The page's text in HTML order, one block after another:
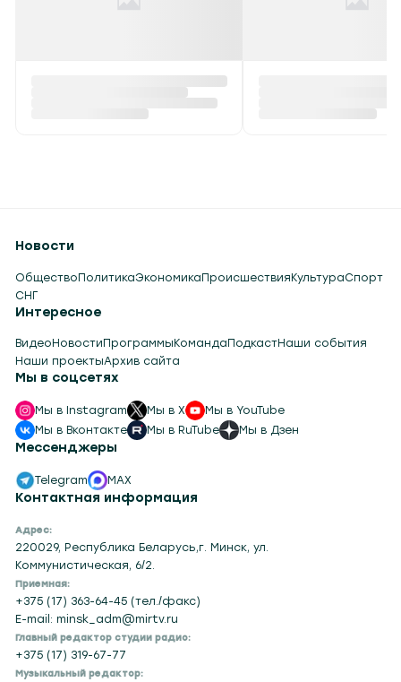
Контактная информация
Адрес:
220029, Республика Беларусь,г. Минск, ул.
Коммунистическая, 6/2.
Приемная:
+375 (17) 363-64-45 (тел./факс)
E-mail: minsk_adm@mirtv.ru
Главный редактор студии радио:
+375 (17) 319-67-77
Музыкальный редактор:
Новости
ОбществоПолитикаЭкономикаПроисшествияКультураСпорт
СНГ
Интересное
ВидеоНовостиПрограммыКомандаПодкастНаши события
Наши проектыАрхив сайта
Мы в соцсетях
Мы в Instagram Мы в X
Мы в YouTube
Мы в Вконтакте
Мы в RuTube Мы в Дзен
Мессенджеры
Telegram MAX